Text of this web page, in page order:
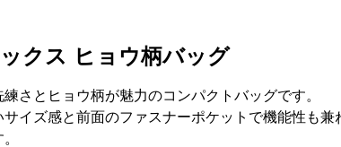
クス ヒョウ柄バッグ
さとヒョウ柄が魅力のコンパクトバッグです。
サイズ感と前面のファスナーポケットで機能性も兼